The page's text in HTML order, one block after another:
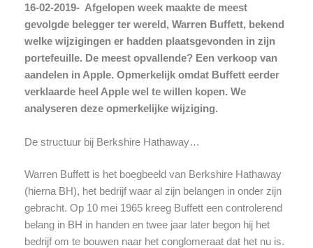
16-02-2019- Afgelopen week maakte de meest
gevolgde belegger ter wereld, Warren Buffett, bekend
welke wijzigingen er hadden plaatsgevonden in zijn
portefeuille. De meest opvallende? Een verkoop van
aandelen in Apple. Opmerkelijk omdat Buffett eerder
verklaarde heel Apple wel te willen kopen. We
analyseren deze opmerkelijke wijziging.
De structuur bij Berkshire Hathaway…
Warren Buffett is het boegbeeld van Berkshire Hathaway
(hierna BH), het bedrijf waar al zijn belangen in onder zijn
gebracht. Op 10 mei 1965 kreeg Buffett een controlerend
belang in BH in handen en twee jaar later begon hij het
bedrijf om te bouwen naar het conglomeraat dat het nu is.